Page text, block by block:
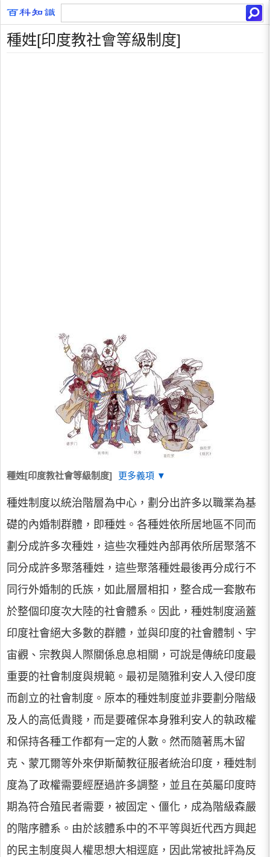
種姓[印度教社會等級制度]
種姓[印度教社會等級制度] 更多義項 ▼
種姓制度以統治階層為中心，劃分出許多以職業為基
礎的內婚制群體，即種姓。各種姓依所居地區不同而
劃分成許多次種姓，這些次種姓內部再依所居聚落不
同分成許多聚落種姓，這些聚落種姓最後再分成行不
同行外婚制的氏族，如此層層相扣，整合成一套散布
於整個印度次大陸的社會體系。因此，種姓制度涵蓋
印度社會絕大多數的群體，並與印度的社會體制、宇
宙觀、宗教與人際關係息息相關，可說是傳統印度最
重要的社會制度與規範。最初是隨雅利安人入侵印度
而創立的社會制度。原本的種姓制度並非要劃分階級
及人的高低貴賤，而是要確保本身雅利安人的執政權
和保持各種工作都有一定的人數。然而隨著馬木留
克、蒙兀爾等外來伊斯蘭教征服者統治印度，種姓制
度為了政權需要經歷過許多調整，並且在英屬印度時
期為符合殖民者需要，被固定、僵化，成為階級森嚴
的階序體系。由於該體系中的不平等與近代西方興起
的民主制度與人權思想大相逕庭，因此常被批評為反